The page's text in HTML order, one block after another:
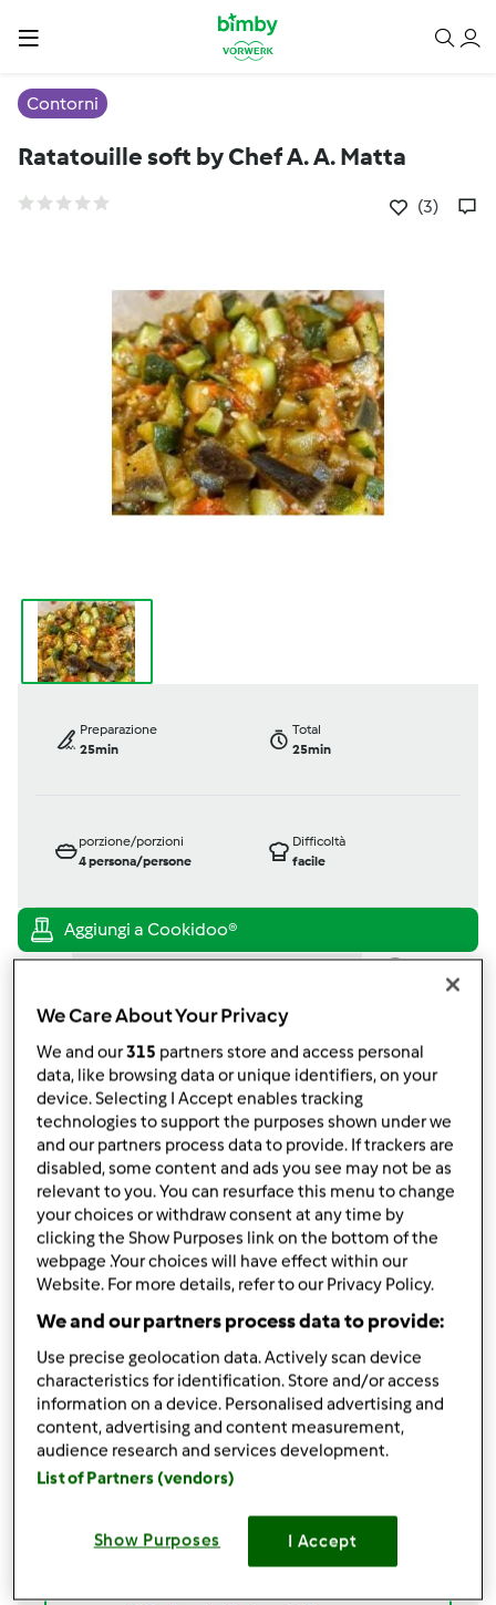
Contorni
Ratatouille soft by Chef A. A. Matta
(3)
Preparazione
25min
Total
25min
porzione/porzioni
4persona/persone
Difficoltà
facile
published: 03-06-2024
Aggiungi alle mie raccolte
condividi la ricetta
Ingredienti
Ratatouille soft by Chef A. A. Matta
300gpomodori
300gmelanzane
300g zucchine
30golio extravergine di oliva
1cucchiainosale fino
rosmarino
We Care About Your Privacy
We and our315 partners store and access personal
data, like browsing data or unique identifiers, on your
device. Selecting I Accept enables tracking
technologies to support the purposes shown under we
and our partners process data to provide. If trackers are
disabled, some content and ads you see may not be as
relevant to you. You can resurface this menu to change
your choices or withdraw consent at any time by
clicking the Show Purposes link on the bottom of the
webpage .Your choices will have effect within our
Website. For more details, refer to our Privacy Policy.
We and our partners process data to provide:
Use precise geolocation data. Actively scan device
characteristics for identification. Store and/or access
information on a device. Personalised advertising and
content, advertising and content measurement,
audience research and services development.
List of Partners (vendors)
Show Purposes I Accept